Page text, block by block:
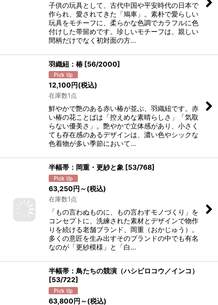
子供の玩具として、古代中国や平安時代の日本で
作られ、愛されてきた「鳩車」。素朴で愛らしい
玩具をモチーフに、柔らかな色調でカラフルに色
付けした帯留めです。珍しいモチーフは、親しい
間柄だけでなく初対面の方…
羽織紐：椿 [56/2000]
12,100 円(税込)
在庫数1点
鮮やかで艶のある赤い椿が並ぶ、羽織紐です。赤
い椿の花ことばは「控えめな素晴らしさ」「気取
らない優美さ」。艶やかで立体感があり、小さく
ても存在感のあるデザインは、濃い色やシックな
色着物が多い季節において…
半幅帯：岡重・更紗と象 [53/768]
63,250円 ～(税込)
在庫数1点
「もの言わぬものに、もの言わすモノづくり」を
コンセプトに、洗練された素材とデザインで物作
りを続ける老舗ブランド、岡重（おかじゅう）。
多くの意匠を生み出すそのブランドの中でも有名
なのが「更紗模様」と「白…
半幅帯：鳥たちの競演（ハシビロコウ／インコ）
[53/722]
63,800円 ～(税込)